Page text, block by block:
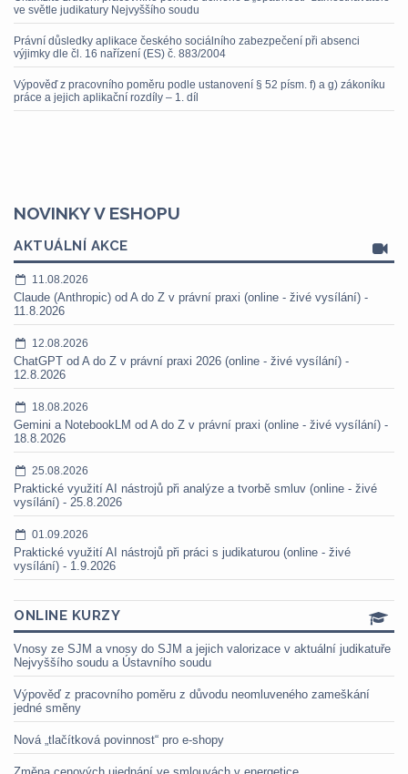
ve světle judikatury Nejvyššího soudu
Právní důsledky aplikace českého sociálního zabezpečení při absenci
výjimky dle čl. 16 nařízení (ES) č. 883/2004
Výpověď z pracovního poměru podle ustanovení § 52 písm. f) a g) zákoníku
práce a jejich aplikační rozdíly – 1. díl
NOVINKY V ESHOPU
AKTUÁLNÍ AKCE
11.08.2026
Claude (Anthropic) od A do Z v právní praxi (online - živé vysílání) -
11.8.2026
12.08.2026
ChatGPT od A do Z v právní praxi 2026 (online - živé vysílání) -
12.8.2026
18.08.2026
Gemini a NotebookLM od A do Z v právní praxi (online - živé vysílání) -
18.8.2026
25.08.2026
Praktické využití AI nástrojů při analýze a tvorbě smluv (online - živé
vysílání) - 25.8.2026
01.09.2026
Praktické využití AI nástrojů při práci s judikaturou (online - živé
vysílání) - 1.9.2026
ONLINE KURZY
Vnosy ze SJM a vnosy do SJM a jejich valorizace v aktuální judikatuře
Nejvyššího soudu a Ústavního soudu
Výpověď z pracovního poměru z důvodu neomluveného zameškání
jedné směny
Nová „tlačítková povinnost“ pro e-shopy